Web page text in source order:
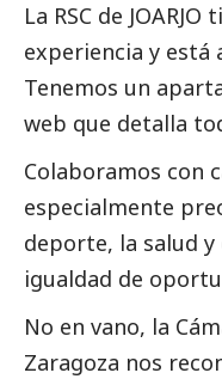
La RSC de
experiencia y está
Tenemos un
web que detalla
Colaboramos con
especialmente
deporte, la salud
igualdad de
No en vano, la
Zaragoza nos